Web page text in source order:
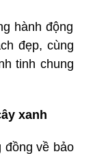
hành động
đẹp, cùng
tinh chung
xanh
đồng về bảo